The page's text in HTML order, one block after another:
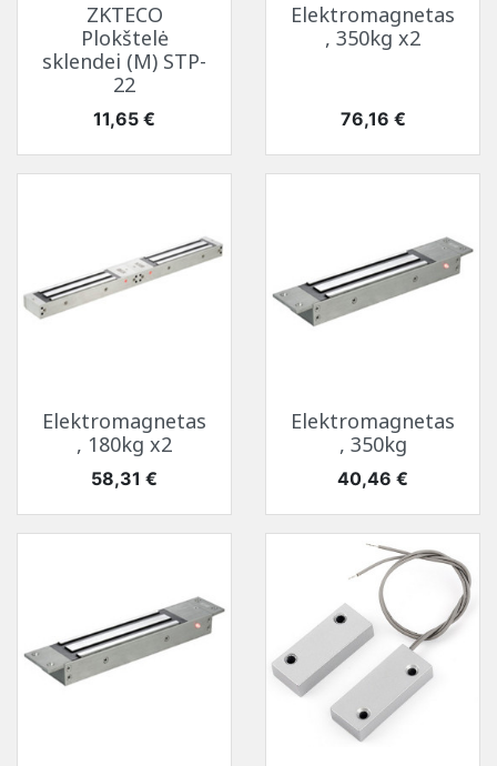
ZKTECO
Plokštelė
sklendei (M) STP-
22
Kaina
11,65 €
Elektromagnetas
, 350kg x2
Kaina
76,16 €
Elektromagnetas
, 180kg x2
Kaina
58,31 €
Elektromagnetas
, 350kg
Kaina
40,46 €